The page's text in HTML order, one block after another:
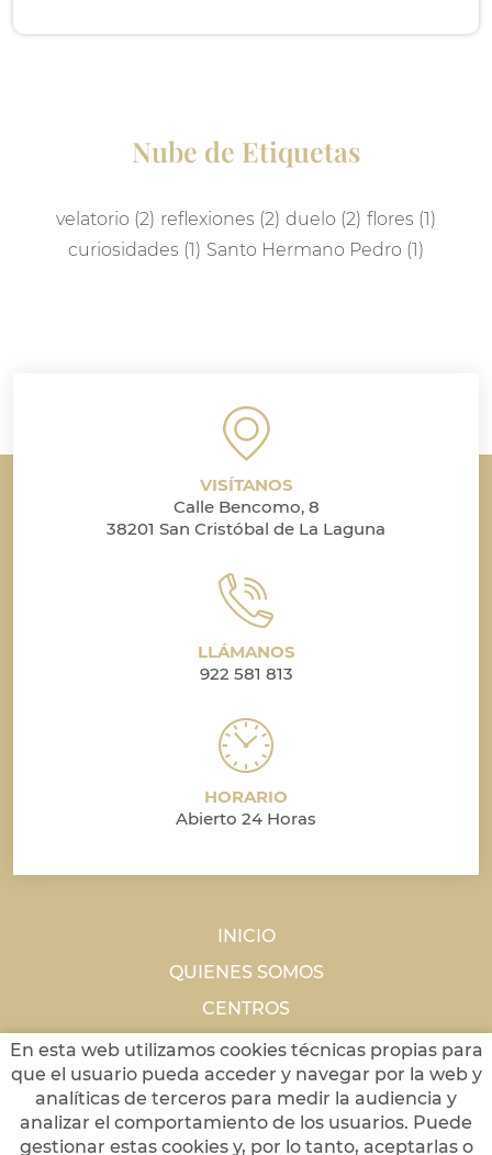
En esta web utilizamos cookies técnicas propias para
que el usuario pueda acceder y navegar por la web y
analíticas de terceros para medir la audiencia y
analizar el comportamiento de los usuarios. Puede
gestionar estas cookies y, por lo tanto, aceptarlas o
Nube de Etiquetas
velatorio (2) reflexiones (2) duelo (2) flores (1)
curiosidades (1) Santo Hermano Pedro (1)
VISÍTANOS
Calle Bencomo, 8
38201 San Cristóbal de La Laguna
LLÁMANOS
922 581 813
HORARIO
Abierto 24 Horas
INICIO
QUIENES SOMOS
CENTROS
NOTICIAS
CONTACTO